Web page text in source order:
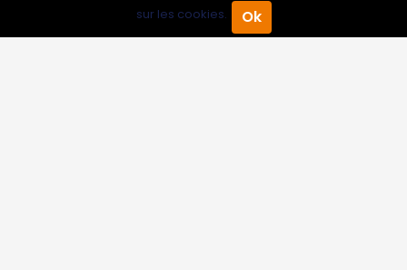
Annuaire Pro Agenda
Annuaire pro
sur les cookies.
Ok